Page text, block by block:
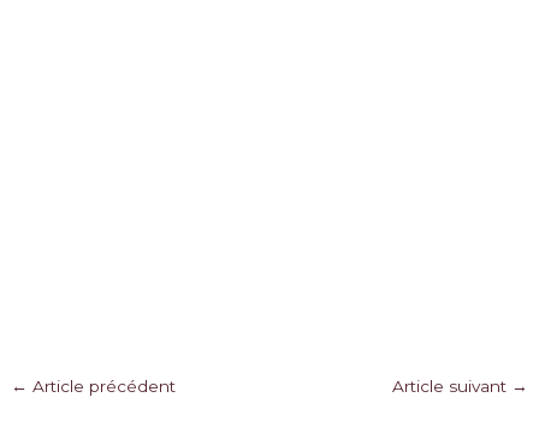
Navigation
← Article précédent Article suivant →